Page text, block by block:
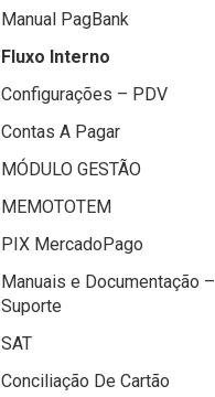
Manual PagBank
Fluxo Interno
Configurações – PDV
Contas A Pagar
MÓDULO GESTÃO
MEMOTOTEM
PIX MercadoPago
Manuais e Documentação –
Suporte
SAT
Conciliação De Cartão